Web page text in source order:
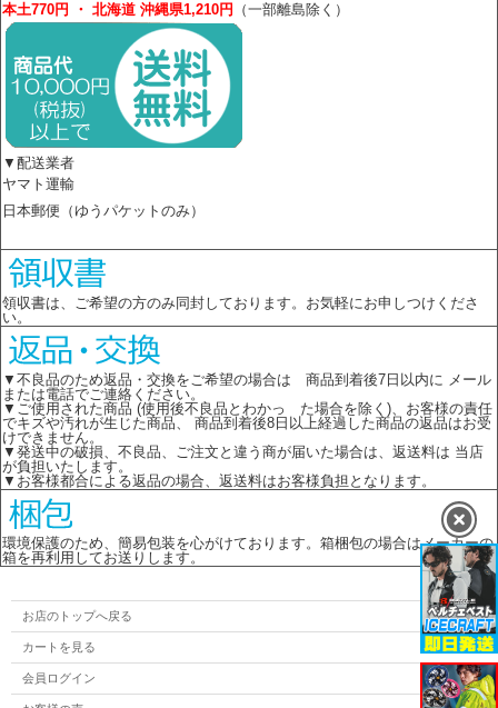
本土770円 ・ 北海道 沖縄県1,210円 （一部離島除く）
▼配送業者
ヤマト運輸
日本郵便（ゆうパケットのみ）
領収書は、ご希望の方のみ同封しております。お気軽にお申しつけくださ
い。
▼不良品のため返品・交換をご希望の場合は 商品到着後7日以内に メール
または電話でご連絡ください。
▼ご使用された商品 (使用後不良品とわかっ た場合を除く)、お客様の責任
でキズや汚れが生じた商品、 商品到着後8日以上経過した商品の返品はお受
けできません。
▼発送中の破損、不良品、ご注文と違う商が届いた場合は、返送料は 当店
が負担いたします。
▼お客様都合による返品の場合、返送料はお客様負担となります。
環境保護のため、簡易包装を心がけております。箱梱包の場合はメーカーの
箱を再利用してお送りします。
お店のトップへ戻る
カートを見る
会員ログイン